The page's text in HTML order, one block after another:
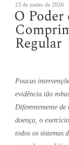
Publicado
em
23 de junho de 2026
O Poder
Regular
Poucas
evidência tão
Diferentemente
doença, o
todos os sistemas